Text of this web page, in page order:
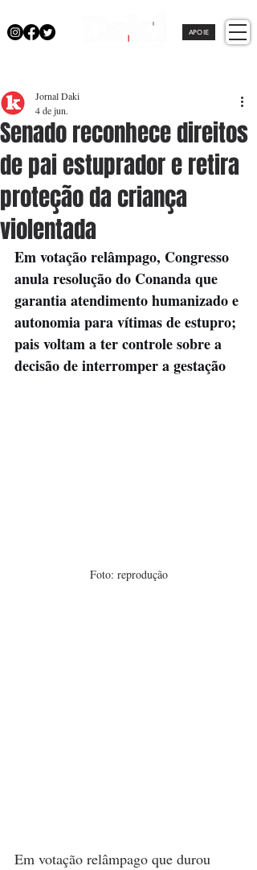
APOIE
Senado reconhece direitos
de pai estuprador e retira
proteção da criança
violentada
Jornal Daki
4 de jun.
Em votação relâmpago, Congresso
anula resolução do Conanda que
garantia atendimento humanizado e
autonomia para vítimas de estupro;
pais voltam a ter controle sobre a
decisão de interromper a gestação
Foto: reprodução
Em votação relâmpago que durou